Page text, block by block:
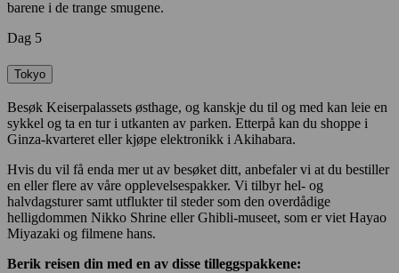
barene i de trange smugene.
Dag 5
Tokyo
Besøk Keiserpalassets østhage, og kanskje du til og med kan leie en
sykkel og ta en tur i utkanten av parken. Etterpå kan du shoppe i
Ginza-kvarteret eller kjøpe elektronikk i Akihabara.
Hvis du vil få enda mer ut av besøket ditt, anbefaler vi at du bestiller
en eller flere av våre opplevelsespakker. Vi tilbyr hel- og
halvdagsturer samt utflukter til steder som den overdådige
helligdommen Nikko Shrine eller Ghibli-museet, som er viet Hayao
Miyazaki og filmene hans.
Berik reisen din med en av disse tilleggspakkene: